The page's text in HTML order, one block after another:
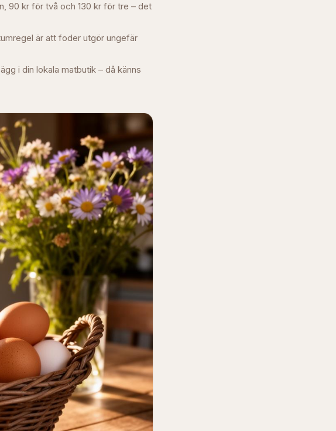
90 kr för två och 130 kr för tre – det
är att foder utgör ungefär
i din lokala matbutik – då känns